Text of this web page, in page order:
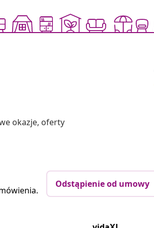
okazje, oferty
Odstąpienie od umowy